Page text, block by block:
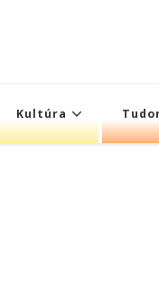
Kultúra